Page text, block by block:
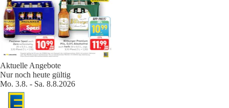
Aktuelle Angebote
Nur noch heute gültig
Mo. 3.8. - Sa. 8.8.2026